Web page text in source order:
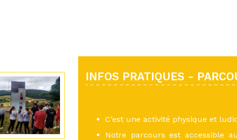
INFOS PRATIQUES -
C’est une activité physique et
Notre parcours est accessible